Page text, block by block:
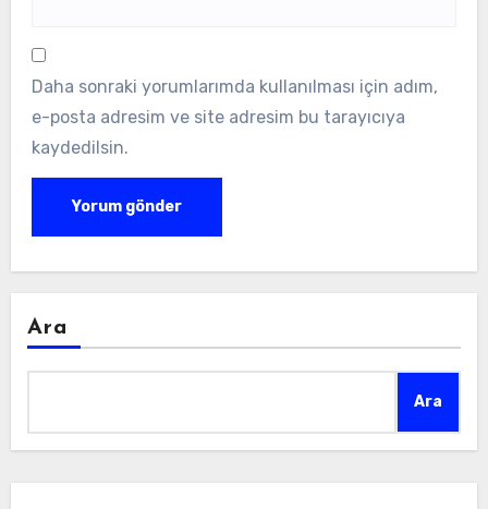
Daha sonraki yorumlarımda kullanılması için adım,
e-posta adresim ve site adresim bu tarayıcıya
kaydedilsin.
Ara
Ara